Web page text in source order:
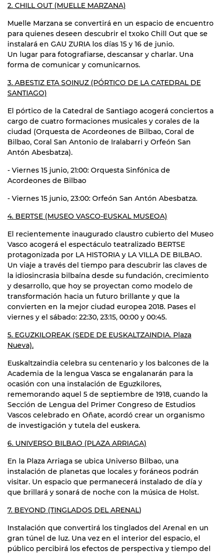
2. CHILL OUT (MUELLE MARZANA)
Muelle Marzana se convertirá en un espacio de encuentro
para quienes deseen descubrir el txoko Chill Out que se
instalará en GAU ZURIA los días 15 y 16 de junio.
Un lugar para fotografiarse, descansar y charlar. Una
forma de comunicar y comunicarnos.
3. ABESTIZ ETA SOINUZ (PÓRTICO DE LA CATEDRAL DE
SANTIAGO)
El pórtico de la Catedral de Santiago acogerá conciertos a
cargo de cuatro formaciones musicales y corales de la
ciudad (Orquesta de Acordeones de Bilbao, Coral de
Bilbao, Coral San Antonio de Iralabarri y Orfeón San
Antón Abesbatza).
- Viernes 15 junio, 21:00: Orquesta Sinfónica de
Acordeones de Bilbao
- Viernes 15 junio, 23:00: Orfeón San Antón Abesbatza.
4. BERTSE (MUSEO VASCO-EUSKAL MUSEOA)
El recientemente inaugurado claustro cubierto del Museo
Vasco acogerá el espectáculo teatralizado BERTSE
protagonizada por LA HISTORIA y LA VILLA DE BILBAO.
Un viaje a través del tiempo para descubrir las claves de
la idiosincrasia bilbaína desde su fundación, crecimiento
y desarrollo, que hoy se proyectan como modelo de
transformación hacia un futuro brillante y que la
convierten en la mejor ciudad europea 2018. Pases el
viernes y el sábado: 22:30, 23:15, 00:00 y 00:45.
5. EGUZKILOREAK (SEDE DE EUSKALTZAINDIA. Plaza
Nueva).
Euskaltzaindia celebra su centenario y los balcones de la
Academia de la lengua Vasca se engalanarán para la
ocasión con una instalación de Eguzkilores,
rememorando aquel 5 de septiembre de 1918, cuando la
Sección de Lengua del Primer Congreso de Estudios
Vascos celebrado en Oñate, acordó crear un organismo
de investigación y tutela del euskera.
6. UNIVERSO BILBAO (PLAZA ARRIAGA)
En la Plaza Arriaga se ubica Universo Bilbao, una
instalación de planetas que locales y foráneos podrán
visitar. Un espacio que permanecerá instalado de día y
que brillará y sonará de noche con la música de Holst.
7. BEYOND (TINGLADOS DEL ARENAL)
Instalación que convertirá los tinglados del Arenal en un
gran túnel de luz. Una vez en el interior del espacio, el
público percibirá los efectos de perspectiva y tiempo del